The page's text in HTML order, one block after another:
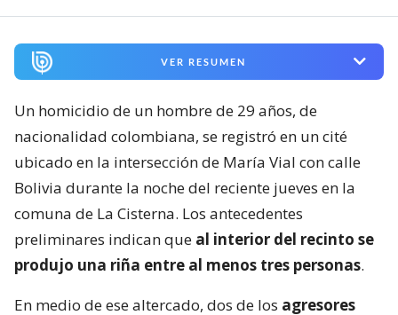
VER RESUMEN
Un homicidio de un hombre de 29 años, de
nacionalidad colombiana, se registró en un cité
ubicado en la intersección de María Vial con calle
Bolivia durante la noche del reciente jueves en la
comuna de La Cisterna. Los antecedentes
preliminares indican que al interior del recinto se
produjo una riña entre al menos tres personas.
En medio de ese altercado, dos de los agresores